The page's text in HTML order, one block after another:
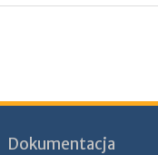
Dokumentacja